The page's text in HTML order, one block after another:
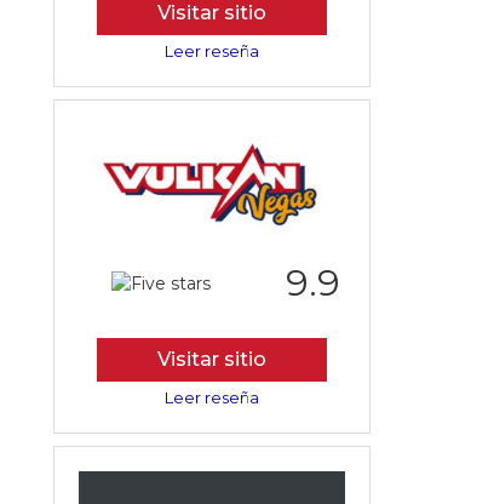
Visitar sitio
Leer reseña
9.9
Visitar sitio
Leer reseña